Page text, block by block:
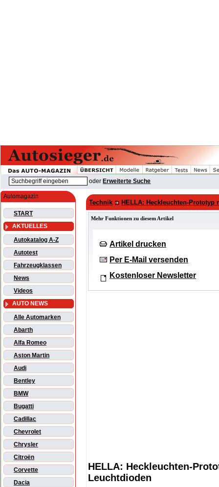
oder Erweiterte Suche
Automagazin
START
AKTUELLES
Autokatalog A-Z
Autotest
Fahrzeugklassen
News
Videos
AUTO NEWS
Alle Automarken
Abarth
Alfa Romeo
Aston Martin
Audi
Bentley
BMW
Bugatti
Cadillac
Chevrolet
Chrysler
Citroën
Corvette
Dacia
Technik HELLA: Heckleuchten-
Mehr Funktionen zu diesem Artikel
Artikel drucken
Per E-Mail versenden
Kostenloser Newsletter
HELLA: Heckleuchten-
Leuchtdioden